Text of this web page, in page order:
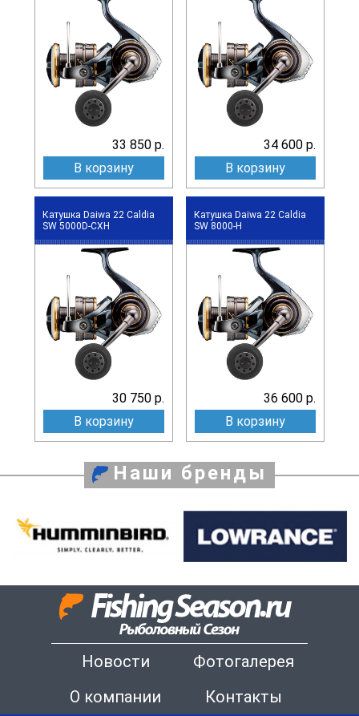
33 850 р.
В корзину
34 600 р.
В корзину
Катушка Daiwa 22 Caldia
SW 5000D-CXH
30 750 р.
В корзину
Катушка Daiwa 22 Caldia
SW 8000-H
36 600 р.
В корзину
Наши бренды
Новости
Фотогалерея
О компании
Контакты